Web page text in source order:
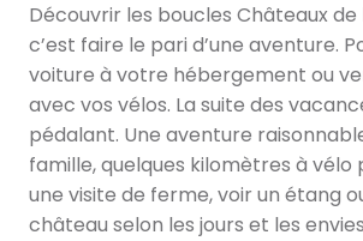
Découvrir les boucles Châteaux de
c’est faire le pari d’une aventure.
voiture à votre hébergement ou
avec vos vélos. La suite des
pédalant. Une aventure
famille, quelques kilomètres à vélo
une visite de ferme, voir un étang
château selon les jours et les